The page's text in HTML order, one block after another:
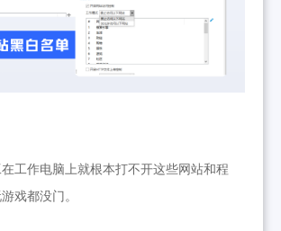
工作电脑上就根本打不开这些网站和程
戏都没门。